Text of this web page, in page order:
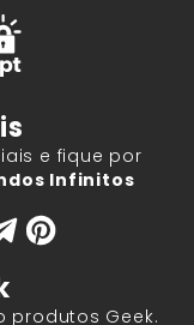
e fique por
Infinitos
produtos Geek.